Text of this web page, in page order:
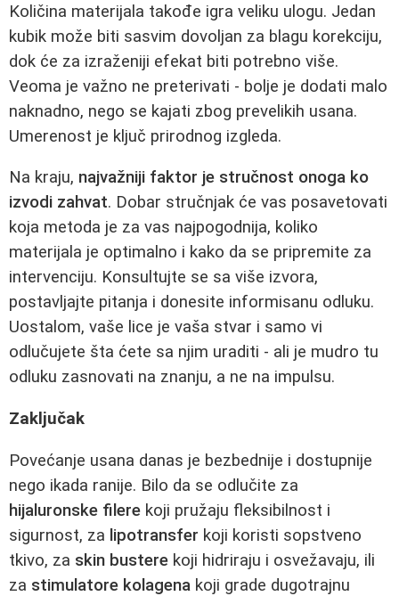
Količina materijala takođe igra veliku ulogu. Jedan
kubik može biti sasvim dovoljan za blagu korekciju,
dok će za izraženiji efekat biti potrebno više.
Veoma je važno ne preterivati - bolje je dodati malo
naknadno, nego se kajati zbog prevelikih usana.
Umerenost je ključ prirodnog izgleda.
Na kraju, najvažniji faktor je stručnost onoga ko
izvodi zahvat. Dobar stručnjak će vas posavetovati
koja metoda je za vas najpogodnija, koliko
materijala je optimalno i kako da se pripremite za
intervenciju. Konsultujte se sa više izvora,
postavljajte pitanja i donesite informisanu odluku.
Uostalom, vaše lice je vaša stvar i samo vi
odlučujete šta ćete sa njim uraditi - ali je mudro tu
odluku zasnovati na znanju, a ne na impulsu.
Zaključak
Povećanje usana danas je bezbednije i dostupnije
nego ikada ranije. Bilo da se odlučite za
hijaluronske filere koji pružaju fleksibilnost i
sigurnost, za lipotransfer koji koristi sopstveno
tkivo, za skin bustere koji hidriraju i osvežavaju, ili
za stimulatore kolagena koji grade dugotrajnu